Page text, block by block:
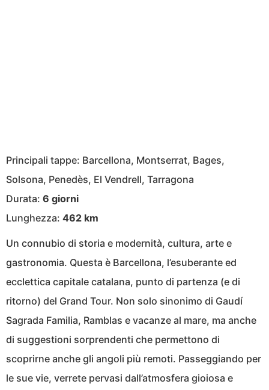
Principali tappe: Barcellona, Montserrat, Bages,
Solsona, Penedès, El Vendrell, Tarragona
Durata: 6 giorni
Lunghezza: 462 km
Un connubio di storia e modernità, cultura, arte e
gastronomia. Questa è Barcellona, l’esuberante ed
ecclettica capitale catalana, punto di partenza (e di
ritorno) del Grand Tour. Non solo sinonimo di Gaudí
Sagrada Familia, Ramblas e vacanze al mare, ma anche
di suggestioni sorprendenti che permettono di
scoprirne anche gli angoli più remoti. Passeggiando per
le sue vie, verrete pervasi dall’atmosfera gioiosa e